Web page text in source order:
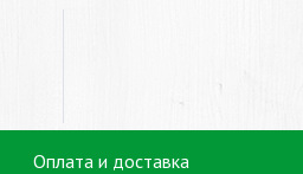
Оплата и доставка